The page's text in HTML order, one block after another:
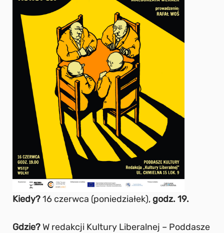
Kiedy?16 czerwca (poniedziałek), godz. 19.
Gdzie? W redakcji Kultury Liberalnej – Poddasze